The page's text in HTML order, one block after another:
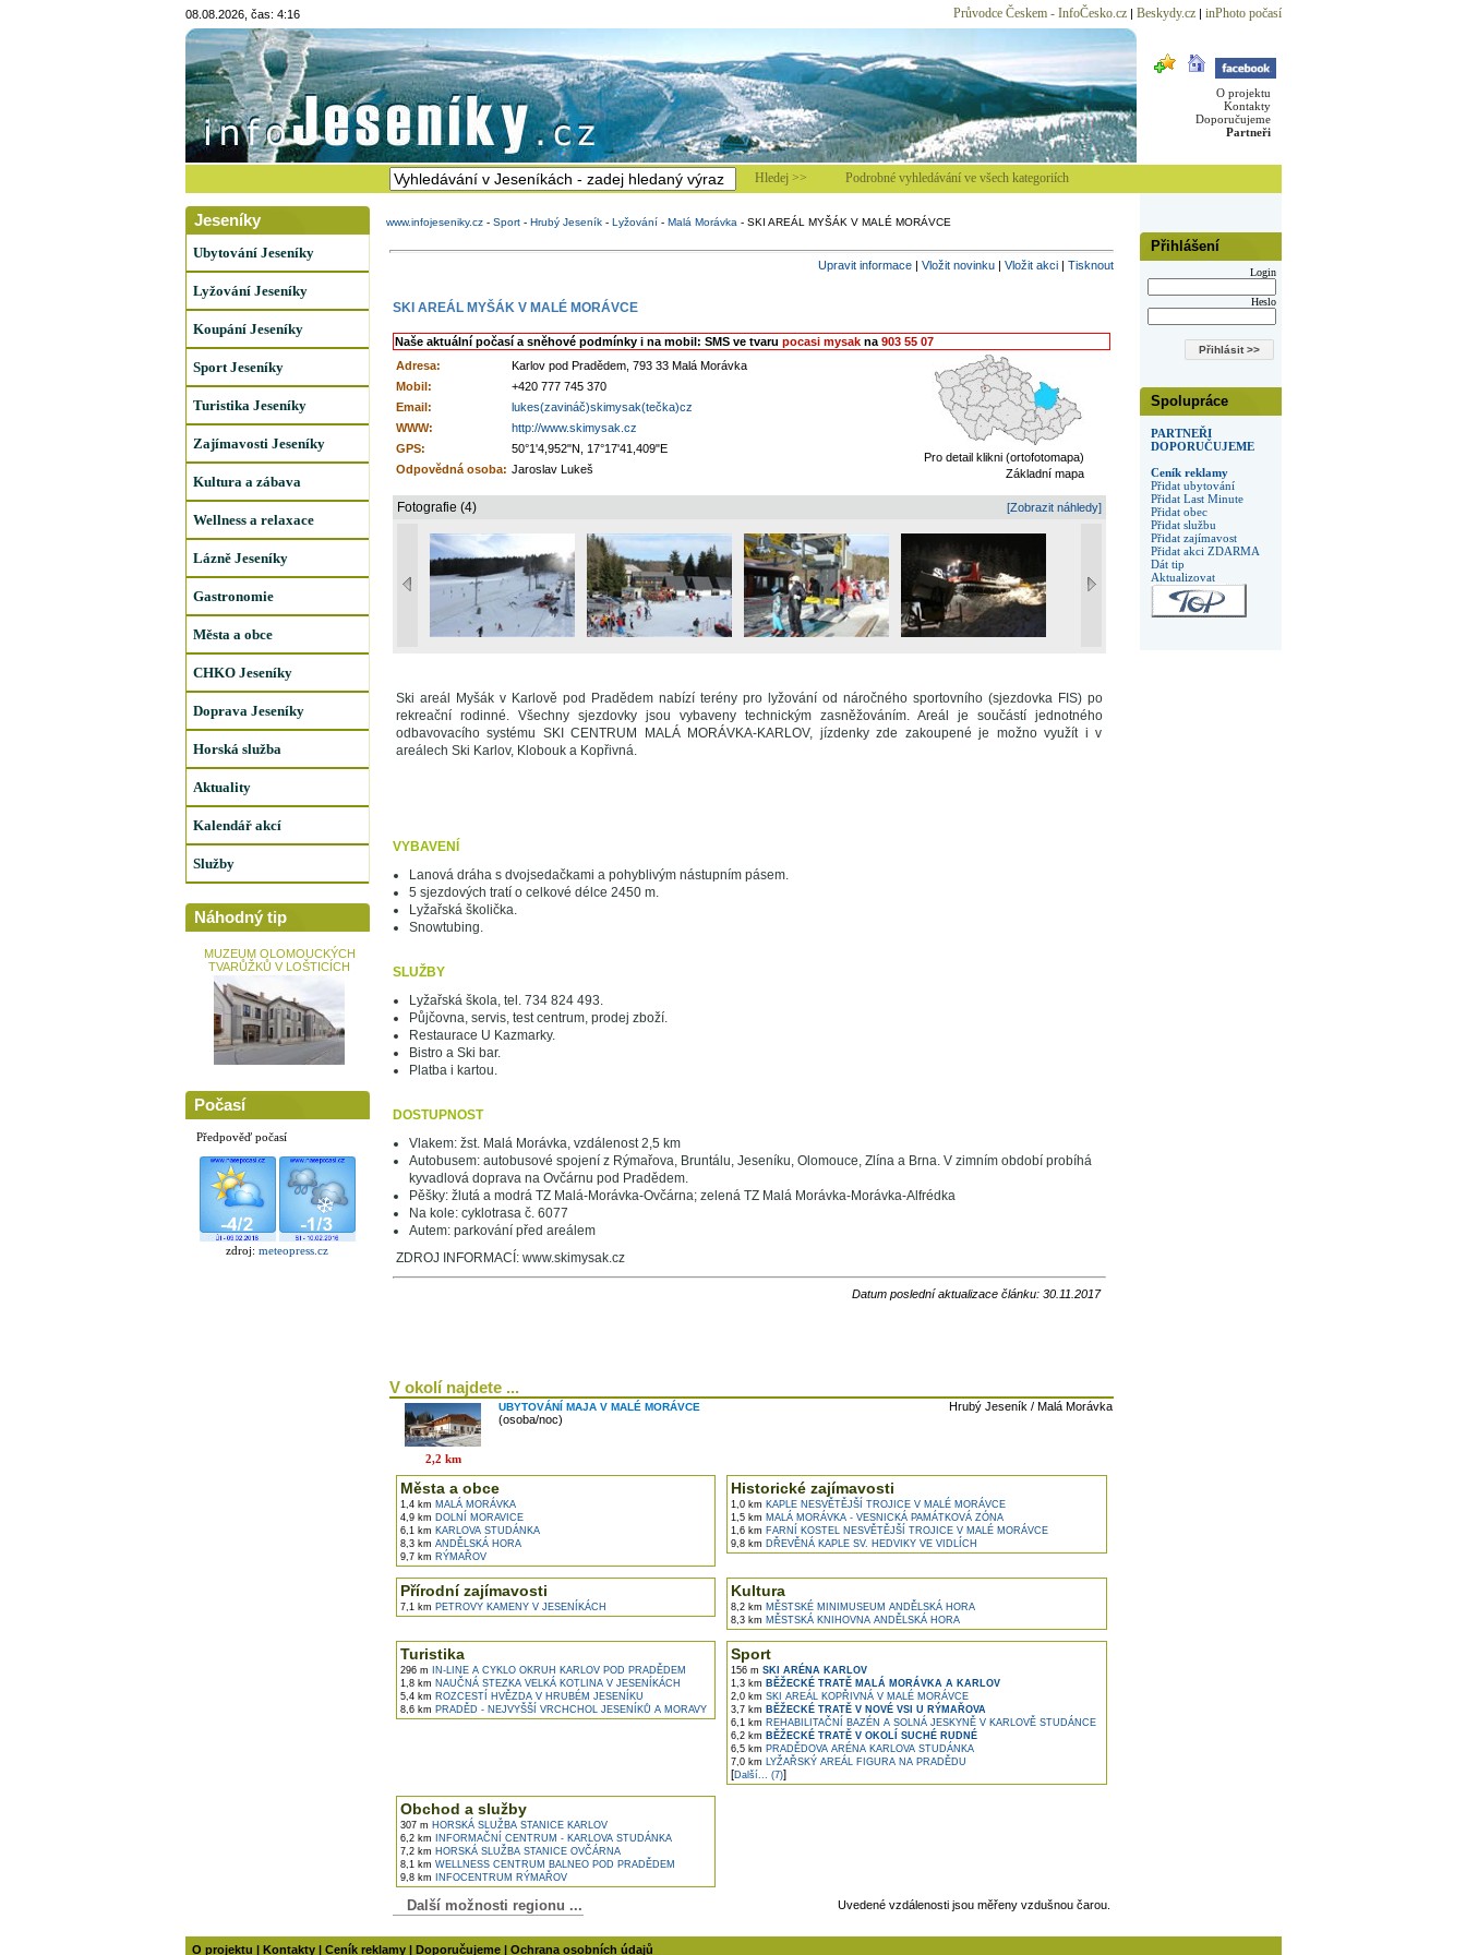
08.08.2026, čas: 4:16 Průvodce Českem - InfoČesko.cz| Beskydy.cz| inPhoto počasí
O projektu
Kontakty
Doporučujeme
Partneři
Hledej >> Podrobné vyhledávání ve všech kategoriích
Přihlášení
Login
Heslo
Spolupráce
PARTNEŘI
DOPORUČUJEME
Ceník reklamy
Přidat ubytování
Přidat Last Minute
Přidat obec
Přidat službu
Přidat zajímavost
Přidat akci ZDARMA
Dát tip
Aktualizovat
Jeseníky
Ubytování Jeseníky
Lyžování Jeseníky
Koupání Jeseníky
Sport Jeseníky
Turistika Jeseníky
Zajímavosti Jeseníky
Kultura a zábava
Wellness a relaxace
Lázně Jeseníky
Gastronomie
Města a obce
CHKO Jeseníky
Doprava Jeseníky
Horská služba
Aktuality
Kalendář akcí
Služby
Náhodný tip
MUZEUM OLOMOUCKÝCH
TVARŮŽKŮ V LOŠTICÍCH
Počasí
Předpověď počasí
zdroj: meteopress.cz
www.infojeseniky.cz- Sport- Hrubý Jeseník- Lyžování- Malá Morávka - SKI AREÁL MYŠÁK V MALÉ MORÁVCE
Upravit informace| Vložit novinku| Vložit akci| Tisknout
SKI AREÁL MYŠÁK V MALÉ MORÁVCE
Naše aktuální počasí a sněhové podmínky i na mobil: SMS ve tvaru pocasi mysakna 903 55 07
Adresa:
Karlov pod Pradědem, 793 33 Malá Morávka
Mobil:
+420 777 745 370
Email:
lukes(zavináč)skimysak(tečka)cz
WWW:
http://www.skimysak.cz
GPS:
50°1'4,952"N, 17°17'41,409"E
Odpovědná osoba: Jaroslav Lukeš
Pro detail klikni (ortofotomapa)
Základní mapa
Fotografie (4) [Zobrazit náhledy]
Ski areál Myšák v Karlově pod Pradědem nabízí terény pro lyžování od náročného sportovního (sjezdovka FIS) po
rekreační rodinné. Všechny sjezdovky jsou vybaveny technickým zasněžováním. Areál je součástí jednotného
odbavovacího systému SKI CENTRUM MALÁ MORÁVKA-KARLOV, jízdenky zde zakoupené je možno využít i v
areálech Ski Karlov, Klobouk a Kopřivná.
VYBAVENÍ
Lanová dráha s dvojsedačkami a pohyblivým nástupním pásem.
5 sjezdových tratí o celkové délce 2450 m.
Lyžařská školička.
Snowtubing.
SLUŽBY
Lyžařská škola, tel. 734 824 493.
Půjčovna, servis, test centrum, prodej zboží.
Restaurace U Kazmarky.
Bistro a Ski bar.
Platba i kartou.
DOSTUPNOST
Vlakem: žst. Malá Morávka, vzdálenost 2,5 km
Autobusem: autobusové spojení z Rýmařova, Bruntálu, Jeseníku, Olomouce, Zlína a Brna. V zimním období probíhá
kyvadlová doprava na Ovčárnu pod Pradědem.
Pěšky: žlutá a modrá TZ Malá-Morávka-Ovčárna; zelená TZ Malá Morávka-Morávka-Alfrédka
Na kole: cyklotrasa č. 6077
Autem: parkování před areálem
ZDROJ INFORMACÍ: www.skimysak.cz
Datum poslední aktualizace článku: 30.11.2017
V okolí najdete ...
2,2 km
UBYTOVÁNÍ MAJA V MALÉ MORÁVCE
Hrubý Jeseník / Malá Morávka
(osoba/noc)
Města a obce
1,4 km MALÁ MORÁVKA
4,9 km DOLNÍ MORAVICE
6,1 km KARLOVA STUDÁNKA
8,3 km ANDĚLSKÁ HORA
9,7 km RÝMAŘOV
Historické zajímavosti
1,0 km KAPLE NESVĚTĚJŠÍ TROJICE V MALÉ MORÁVCE
1,5 km MALÁ MORÁVKA - VESNICKÁ PAMÁTKOVÁ ZÓNA
1,6 km FARNÍ KOSTEL NESVĚTĚJŠÍ TROJICE V MALÉ MORÁVCE
9,8 km DŘEVĚNÁ KAPLE SV. HEDVIKY VE VIDLÍCH
Přírodní zajímavosti
7,1 km PETROVY KAMENY V JESENÍKÁCH
Kultura
8,2 km MĚSTSKÉ MINIMUSEUM ANDĚLSKÁ HORA
8,3 km MĚSTSKÁ KNIHOVNA ANDĚLSKÁ HORA
Turistika
296 m IN-LINE A CYKLO OKRUH KARLOV POD PRADĚDEM
1,8 km NAUČNÁ STEZKA VELKÁ KOTLINA V JESENÍKÁCH
5,4 km ROZCESTÍ HVĚZDA V HRUBÉM JESENÍKU
8,6 km PRADĚD - NEJVYŠŠÍ VRCHCHOL JESENÍKŮ A MORAVY
Sport
156 m SKI ARÉNA KARLOV
1,3 km BĚŽECKÉ TRATĚ MALÁ MORÁVKA A KARLOV
2,0 km SKI AREÁL KOPŘIVNÁ V MALÉ MORÁVCE
3,7 km BĚŽECKÉ TRATĚ V NOVÉ VSI U RÝMAŘOVA
6,1 km REHABILITAČNÍ BAZÉN A SOLNÁ JESKYNĚ V KARLOVĚ STUDÁNCE
6,2 km BĚŽECKÉ TRATĚ V OKOLÍ SUCHÉ RUDNÉ
6,5 km PRADĚDOVA ARÉNA KARLOVA STUDÁNKA
7,0 km LYŽAŘSKÝ AREÁL FIGURA NA PRADĚDU
[Další... (7)]
Obchod a služby
307 m HORSKÁ SLUŽBA STANICE KARLOV
6,2 km INFORMAČNÍ CENTRUM - KARLOVA STUDÁNKA
7,2 km HORSKÁ SLUŽBA STANICE OVČÁRNA
8,1 km WELLNESS CENTRUM BALNEO POD PRADĚDEM
9,8 km INFOCENTRUM RÝMAŘOV
Další možnosti regionu ... Uvedené vzdálenosti jsou měřeny vzdušnou čarou.
O projektu | Kontakty| Ceník reklamy| Doporučujeme| Ochrana osobních údajů